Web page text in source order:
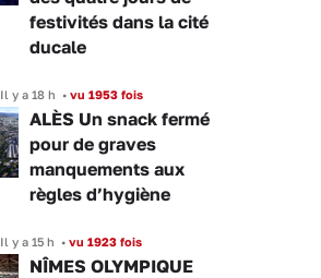
festivités dans la cité
ducale
Il y a 18 h • vu 1953 fois
ALÈS Un snack fermé
pour de graves
manquements aux
règles d’hygiène
Il y a 15 h • vu 1923 fois
NÎMES OLYMPIQUE